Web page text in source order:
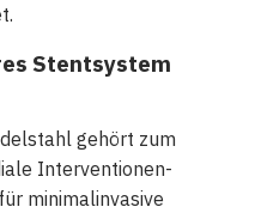
Stentsystem
gehört zum
Interventionen-
minimalinvasive